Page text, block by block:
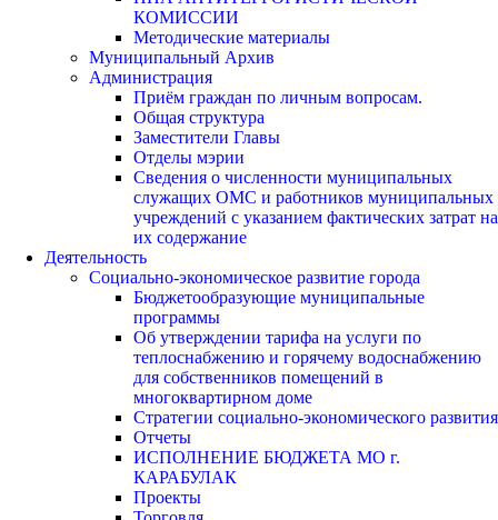
КОМИССИИ
Методические материалы
Муниципальный Архив
Администрация
Приём граждан по личным вопросам.
Общая структура
Заместители Главы
Отделы мэрии
Сведения о численности муниципальных
служащих ОМС и работников муниципальных
учреждений с указанием фактических затрат на
их содержание
Деятельность
Социально-экономическое развитие города
Бюджетообразующие муниципальные
программы
Об утверждении тарифа на услуги по
теплоснабжению и горячему водоснабжению
для собственников помещений в
многоквартирном доме
Стратегии социально-экономического развития
Отчеты
ИСПОЛНЕНИЕ БЮДЖЕТА МО г.
КАРАБУЛАК
Проекты